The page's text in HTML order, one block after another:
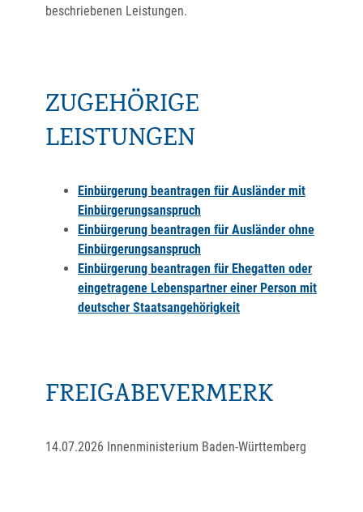
beschriebenen Leistungen.
ZUGEHÖRIGE
LEISTUNGEN
Einbürgerung beantragen für Ausländer mit
Einbürgerungsanspruch
Einbürgerung beantragen für Ausländer ohne
Einbürgerungsanspruch
Einbürgerung beantragen für Ehegatten oder
eingetragene Lebenspartner einer Person mit
deutscher Staatsangehörigkeit
FREIGABEVERMERK
14.07.2026 Innenministerium Baden-Württemberg